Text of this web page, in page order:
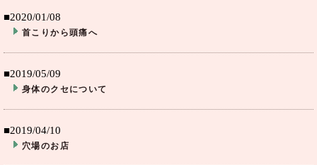
■2020/01/08
首こりから頭痛へ
■2019/05/09
身体のクセについて
■2019/04/10
穴場のお店